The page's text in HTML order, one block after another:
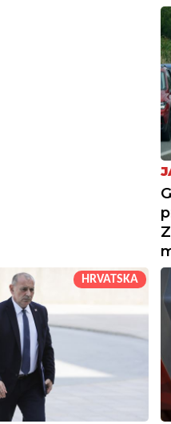
HRVATSKA